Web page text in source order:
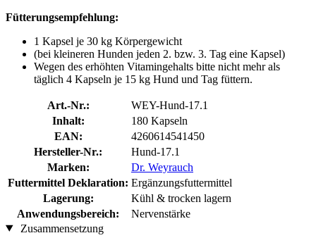
Fütterungsempfehlung:
1 Kapsel je 30 kg Körpergewicht
(bei kleineren Hunden jeden 2. bzw. 3. Tag eine Kapsel)
Wegen des erhöhten Vitamingehalts bitte nicht mehr als
täglich 4 Kapseln je 15 kg Hund und Tag füttern.
Art.-Nr.:
WEY-Hund-17.1
Inhalt:
180 Kapseln
EAN:
4260614541450
Hersteller-Nr.:
Hund-17.1
Marken:
Dr. Weyrauch
Futtermittel Deklaration: Ergänzungsfuttermittel
Lagerung:
Kühl & trocken lagern
Anwendungsbereich:
Nervenstärke
Zusammensetzung